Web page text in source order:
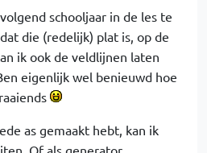
schooljaar in de les te
die (redelijk) plat is, op de
ik ook de veldlijnen laten
eigenlijk wel benieuwd hoe
as gemaakt hebt, kan ik